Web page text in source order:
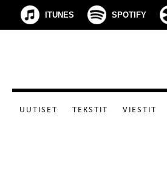
ITUNES SPOTIFY
UUTISET TEKSTIT VIESTIT